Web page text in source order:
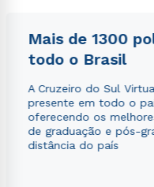
Mais de 1300
todo o Brasil
A Cruzeiro do Sul
presente em todo o
oferecendo os
de graduação e pós-
distância do país
autorizo que meus
envio de conteúdos da